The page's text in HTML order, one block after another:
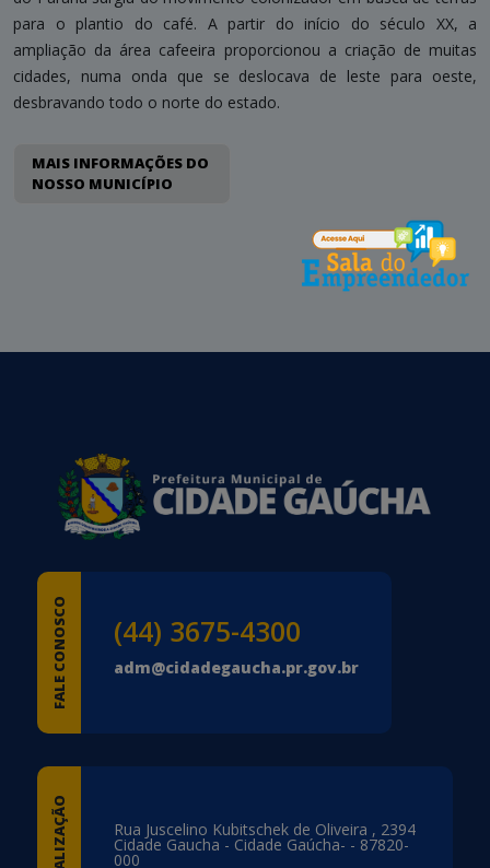
do Paraná surgiu do movimento colonizador em busca de terras
para o plantio do café. A partir do início do século XX, a
ampliação da área cafeeira proporcionou a criação de muitas
cidades, numa onda que se deslocava de leste para oeste,
MAIS INFORMAÇÕES DO
FALE CONOSCO (44) 3675-4300
adm@cidadegaucha.pr.gov.br
Rua Juscelino Kubitschek de Oliveira , 2394
Cidade Gaucha - Cidade Gaúcha- - 87820-